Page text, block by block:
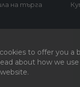
на търга
to offer you a
about how we